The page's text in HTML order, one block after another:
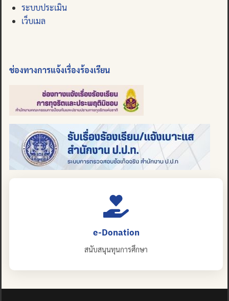
ระบบประเมิน
เว็บเมล
ช่องทางการแจ้งเรื่องร้องเรียน
e-Donation
สนับสนุนทุนการศึกษา